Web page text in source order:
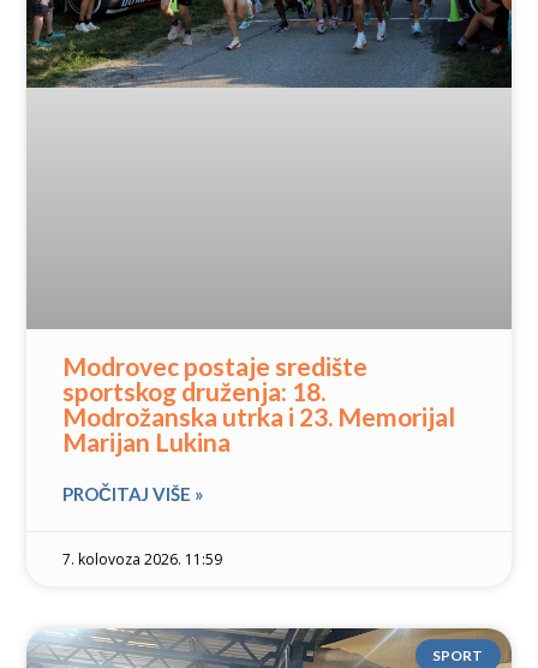
Modrovec postaje središte
sportskog druženja: 18.
Modrožanska utrka i 23. Memorijal
Marijan Lukina
PROČITAJ VIŠE »
7. kolovoza 2026. 11:59
SPORT